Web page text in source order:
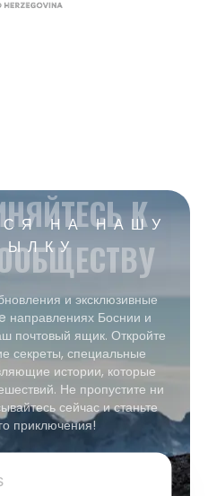
НА НАШУ
К
и эксклюзивные
Боснии и
почтовый ящик. Откройте
секреты, специальные
истории, которые
Не пропустите ни
сейчас и станьте
приключения!